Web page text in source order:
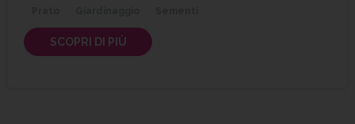
SCOPRI DI PIÙ